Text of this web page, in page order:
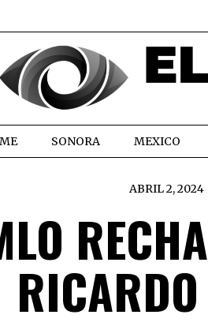
SONORA MEXICO
ABRIL 2, 2024